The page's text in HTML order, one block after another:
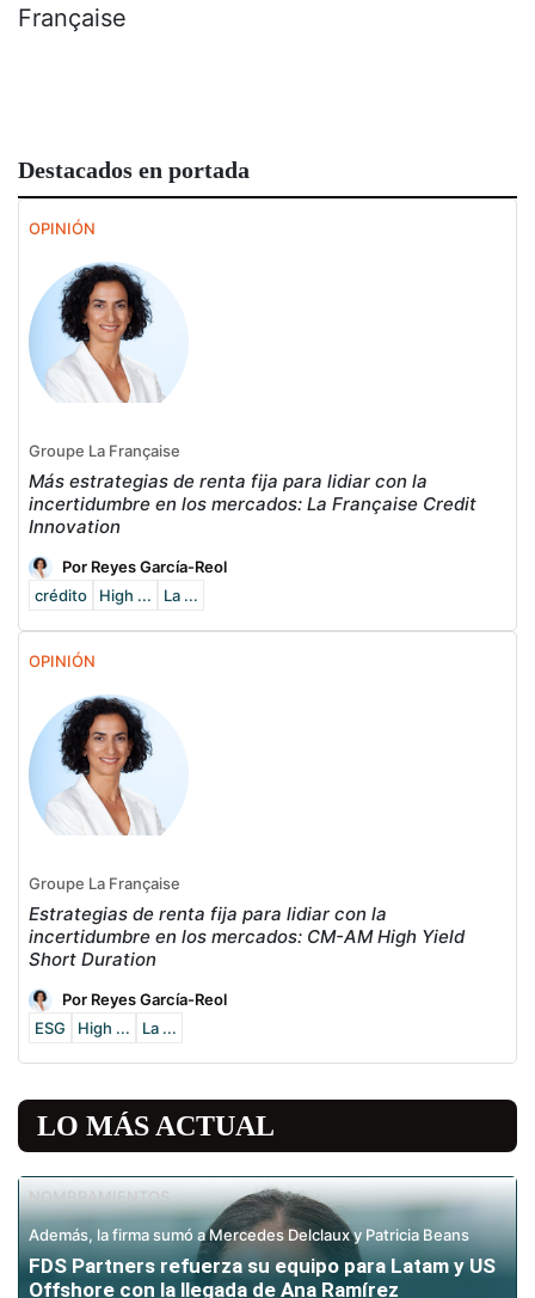
Française
Destacados en portada
OPINIÓN
Groupe La Française
Más estrategias de renta fija para lidiar con la
incertidumbre en los mercados: La Française Credit
Innovation
Por Reyes García-Reol
crédito
High ... La ...
OPINIÓN
Groupe La Française
Estrategias de renta fija para lidiar con la
incertidumbre en los mercados: CM-AM High Yield
Short Duration
Por Reyes García-Reol
ESG
High ... La ...
LO MÁS ACTUAL
NOMBRAMIENTOS
Además, la firma sumó a Mercedes Delclaux y Patricia Beans
FDS Partners refuerza su equipo para Latam y US
Offshore con la llegada de Ana Ramírez